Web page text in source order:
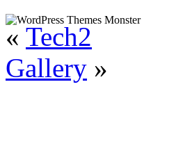
« Tech2
Gallery »